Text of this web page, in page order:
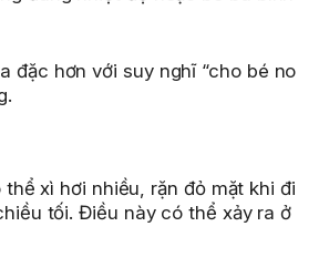
đặc hơn với suy nghĩ “cho bé no
xì hơi nhiều, rặn đỏ mặt khi đi
tối. Điều này có thể xảy ra ở